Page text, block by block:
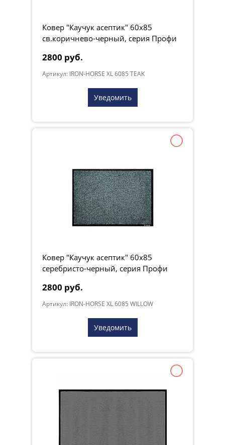
Ковер "Каучук асептик" 60х85
св.коричнево-черный, серия Профи
2800 руб.
Артикул: IRON-HORSE XL 6085 TEAK
Уведомить
Ковер "Каучук асептик" 60х85
серебристо-черный, серия Профи
2800 руб.
Артикул: IRON-HORSE XL 6085 WILLOW
Уведомить